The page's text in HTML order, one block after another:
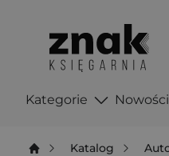
Kategorie Nowości
Katalog